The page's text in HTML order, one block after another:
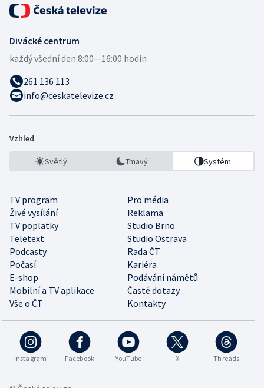
Divácké centrum
každý všední den:8:00—16:00 hodin
261 136 113
info@ceskatelevize.cz
Vzhled
Světlý Tmavý Systém
TV program
Pro média
Živé vysílání
Reklama
TV poplatky
Studio Brno
Teletext
Studio Ostrava
Podcasty
Rada ČT
Počasí
Kariéra
E-shop
Podávání námětů
Mobilní a TV aplikace
Časté dotazy
Vše o ČT
Kontakty
Instagram Facebook YouTube X Threads